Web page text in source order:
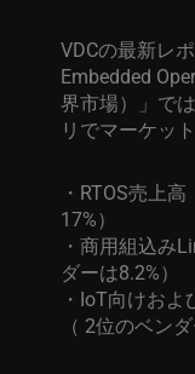
VDCの最新レ
Embedded
界市場）」で
リでマーケッ
・RTOS売上高
17%）
・商用組込み
ダーは8.2%）
・IoT向けおよ
（ 2位のベン